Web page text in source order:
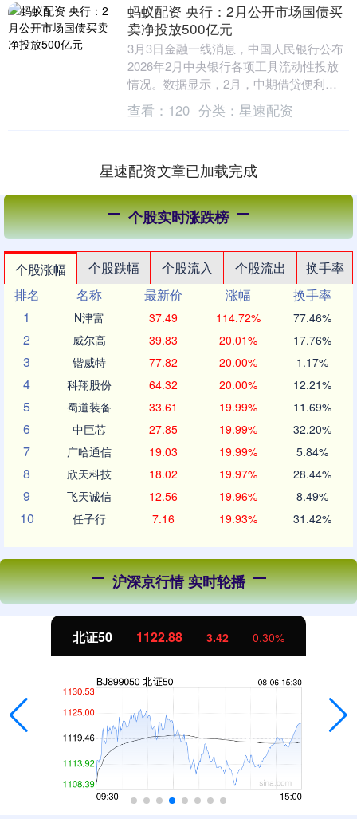
蚂蚁配资 央行：2月公开市场国债买
卖净投放500亿元
3月3日金融一线消息，中国人民银行公布
2026年2月中央银行各项工具流动性投放
情况。数据显示，2月，中期借贷便利
（MLF）净投放3000亿元。公开市场操作
方面，....
查看： 120 分类： 星速配资
星速配资文章已加载完成
个股实时涨跌榜
个股涨幅 个股跌幅 个股流入 个股流出
换手率
排名
名称 最新价 涨幅
换手率
1
N津富 37.49 114.72% 77.46%
2 威尔高 39.83 20.01% 17.76%
3 锴威特 77.82 20.00% 1.17%
4 科翔股份 64.32 20.00% 12.21%
5 蜀道装备 33.61 19.99% 11.69%
6 中巨芯 27.85 19.99% 32.20%
7 广哈通信 19.03 19.99% 5.84%
8 欣天科技 18.02 19.97% 28.44%
9 飞天诚信 12.56 19.96% 8.49%
10 任子行 7.16 19.93% 31.42%
沪深京行情 实时轮播
北证50 1122.88 3.42 0.30%